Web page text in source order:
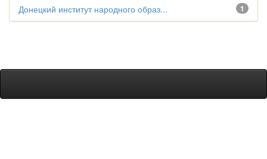
1
Донецкий институт народного образ...